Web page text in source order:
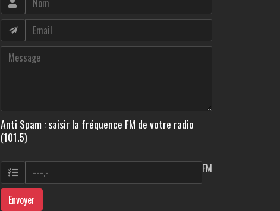
Anti Spam : saisir la fréquence FM de votre radio
(101.5)
FM
Envoyer